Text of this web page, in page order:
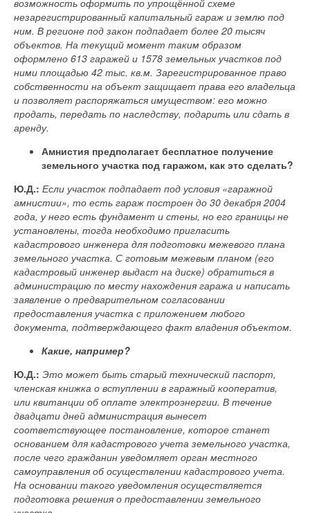
незарегистрированный капитальный гараж и землю под
ним. В регионе под закон подпадает более 20 тысяч
объектов. На текущий момент таким образом
оформлено 613 гаражей и 1578 земельных участков под
ними площадью 42 тыс. кв.м. Зарегистрированное право
собственности на объект защищает права его владельца
и позволяет распоряжаться имуществом: его можно
продать, передать по наследству, подарить или сдать в
аренду.
Амнистия предполагает бесплатное получение
земельного участка под гаражом, как это сделать?
Ю.Д.: Если участок подпадает под условия «гаражной
амнистии», то есть гараж построен до 30 декабря 2004
года, у него есть фундамент и стены, но его границы не
установлены, тогда необходимо пригласить
кадастрового инженера для подготовки межевого плана
земельного участка. С готовым межевым планом (его
кадастровый инженер выдаст на диске) обратиться в
администрацию по месту нахождения гаража и написать
заявление о предварительном согласовании
предоставления участка с приложением любого
документа, подтверждающего факт владения объектом.
Какие, например?
Ю.Д.: Это может быть старый технический паспорт,
членская книжка о вступлении в гаражный кооператив,
или квитанции об оплате электроэнергии. В течение
двадцати дней администрация вынесет
соответствующее постановление, которое станет
основанием для кадастрового учета земельного участка,
после чего гражданин уведомляет орган местного
самоуправления об осуществлении кадастрового учета.
На основании такого уведомления осуществляется
подготовка решения о предоставлении земельного